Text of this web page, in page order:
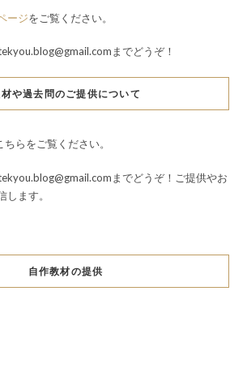
ージをご覧ください。
までどうぞ！
や過去問のご提供について
ちらをご覧ください。
までどうぞ！ご提供やお
ます。
自作教材の提供